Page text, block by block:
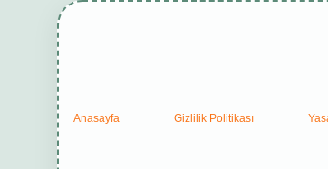
Anasayfa Gizlilik Politikası